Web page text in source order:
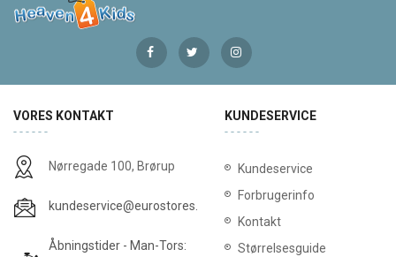
VORES KONTAKT
Nørregade 100, Brørup
kundeservice@eurostores.dk
Åbningstider - Man-Tors:
KUNDESERVICE
Kundeservice
Forbrugerinfo
Kontakt
Størrelsesguide